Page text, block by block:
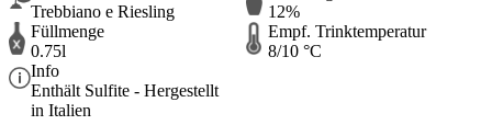
Trebbiano e Riesling
12%
Füllmenge
0.75l
Empf. Trinktemperatur
8/10 °C
Info
Enthält Sulfite - Hergestellt
in Italien